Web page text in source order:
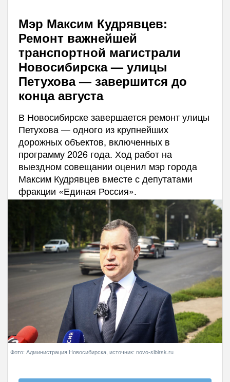
Мэр Максим Кудрявцев:
Ремонт важнейшей
транспортной магистрали
Новосибирска — улицы
Петухова — завершится до
конца августа
В Новосибирске завершается ремонт улицы
Петухова — одного из крупнейших
дорожных объектов, включенных в
программу 2026 года. Ход работ на
выездном совещании оценил мэр города
Максим Кудрявцев вместе с депутатами
фракции «Единая Россия».
Фото: Администрация Новосибирска, источник: novo-sibirsk.ru